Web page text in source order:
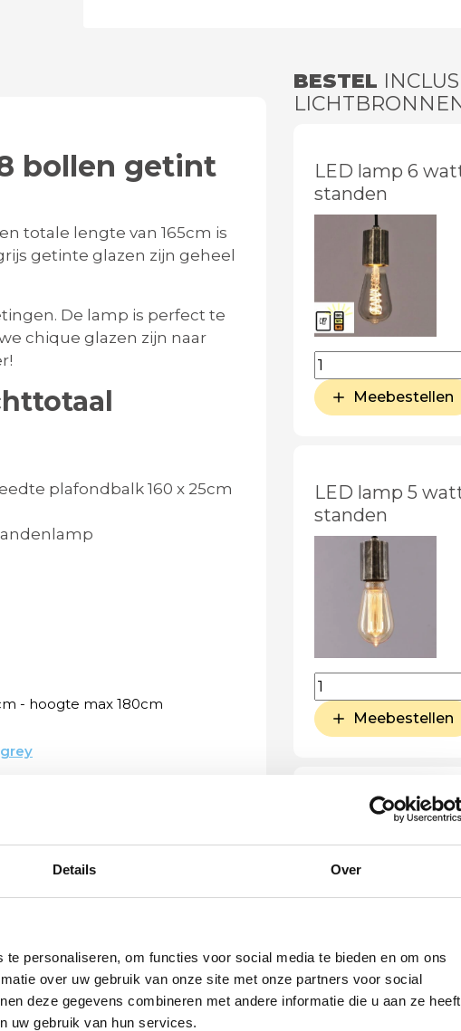
Details Over
personaliseren, om functies voor social media te bieden en om ons
over uw gebruik van onze site met onze partners voor social
deze gegevens combineren met andere informatie die u aan ze heeft
uw gebruik van hun services.
bollen getint
totale lengte van 165cm is
getinte glazen zijn geheel
De lamp is perfect te
chique glazen zijn naar
plafondbalk 160 x 25cm
- hoogte max 180cm
Yvonne
kappen. Dit was zeer goed
verpakt geleverd. Wij bevelen dit
bedrijf zeker aan!
BESTEL
LED lamp 6
standen
Meebestellen
LED lamp 5
standen
Meebestellen
LED lamp 4